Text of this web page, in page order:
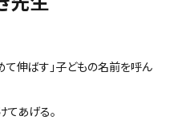
て伸ばす」子どもの名前を呼ん
あげる。